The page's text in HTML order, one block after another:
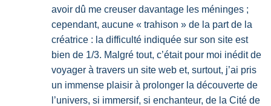
avoir dû me creuser davantage les méninges ;
cependant, aucune « trahison » de la part de la
créatrice : la difficulté indiquée sur son site est
bien de 1/3. Malgré tout, c’était pour moi inédit de
voyager à travers un site web et, surtout, j’ai pris
un immense plaisir à prolonger la découverte de
l’univers, si immersif, si enchanteur, de la Cité de